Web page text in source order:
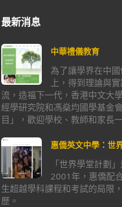
最新消息
中華禮儀教育
為了讓學界在中
上，得到理論與
流，造福下一代，香港中文大
經學研究院和馮燊均國學基金
目」，歡迎學校、教師和家長
惠僑英文中學：世
「世界學堂計劃
2001年，惠僑配
生超越學科課程和考試的局限
歷。